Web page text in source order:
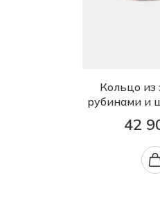
Кольцо из
рубинами и
42